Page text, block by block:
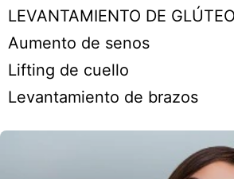
LEVANTAMIENTO DE
Aumento de senos
Lifting de cuello
Levantamiento de brazos